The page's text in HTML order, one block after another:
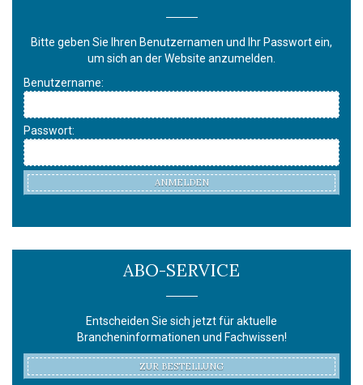
Bitte geben Sie Ihren Benutzernamen und Ihr Passwort ein,
um sich an der Website anzumelden.
Benutzername:
Passwort:
ANMELDEN
ABO-SERVICE
Entscheiden Sie sich jetzt für aktuelle
Brancheninformationen und Fachwissen!
ZUR BESTELLUNG